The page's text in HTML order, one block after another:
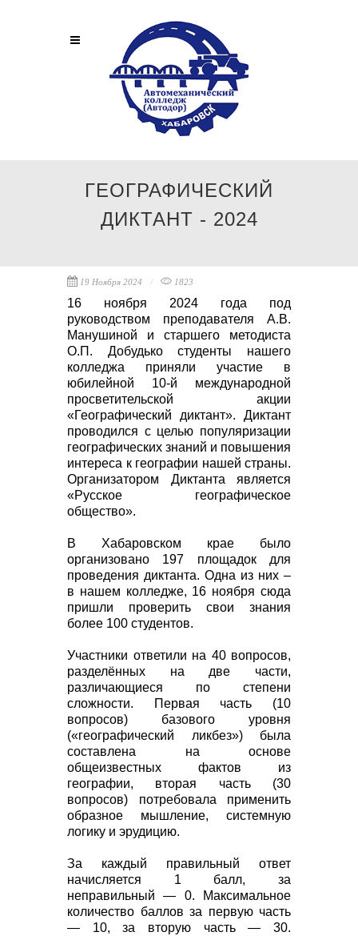
ГЕОГРАФИЧЕСКИЙ
ДИКТАНТ - 2024
19 Ноября 2024 1823
16 ноября 2024 года под
руководством преподавателя А.В.
Манушиной и старшего методиста
О.П. Добудько студенты нашего
колледжа приняли участие в
юбилейной 10-й международной
просветительской акции
«Географический диктант». Диктант
проводился с целью популяризации
географических знаний и повышения
интереса к географии нашей страны.
Организатором Диктанта является
«Русское географическое
общество».
В Хабаровском крае было
организовано 197 площадок для
проведения диктанта. Одна из них –
в нашем колледже, 16 ноября сюда
пришли проверить свои знания
более 100 студентов.
Участники ответили на 40 вопросов,
разделённых на две части,
различающиеся по степени
сложности. Первая часть (10
вопросов) базового уровня
(«географический ликбез») была
составлена на основе
общеизвестных фактов из
географии, вторая часть (30
вопросов) потребовала применить
образное мышление, системную
логику и эрудицию.
За каждый правильный ответ
начисляется 1 балл, за
неправильный — 0. Максимальное
количество баллов за первую часть
— 10, за вторую часть — 30.